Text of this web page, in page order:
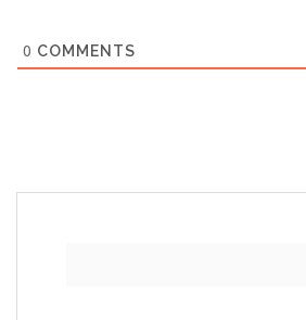
0 COMMENTS